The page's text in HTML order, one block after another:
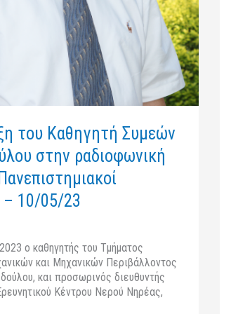
του Καθηγητή Συμεών
στην ραδιοφωνική
– 10/05/23
ο καθηγητής του Τμήματος
και Μηχανικών Περιβάλλοντος
και προσωρινός διευθυντής
Κέντρου Νερού Νηρέας,